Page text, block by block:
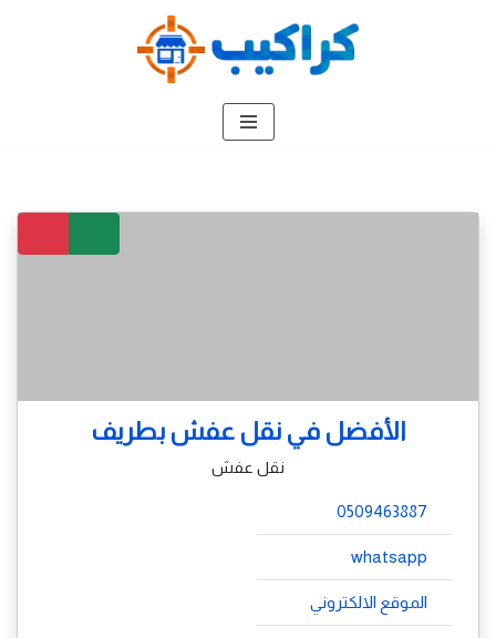
الأفضل في نقل عفش بطريف
نقل عفش
0509463887
whatsapp
الموقع الالكتروني